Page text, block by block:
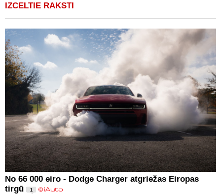
IZCELTIE RAKSTI
No 66 000 eiro - Dodge Charger atgriežas Eiropas
tirgū
1